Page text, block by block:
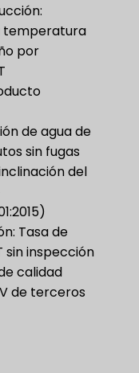
temperatura
por
de agua de
sin fugas
del
Tasa de
sin inspección
calidad
de terceros